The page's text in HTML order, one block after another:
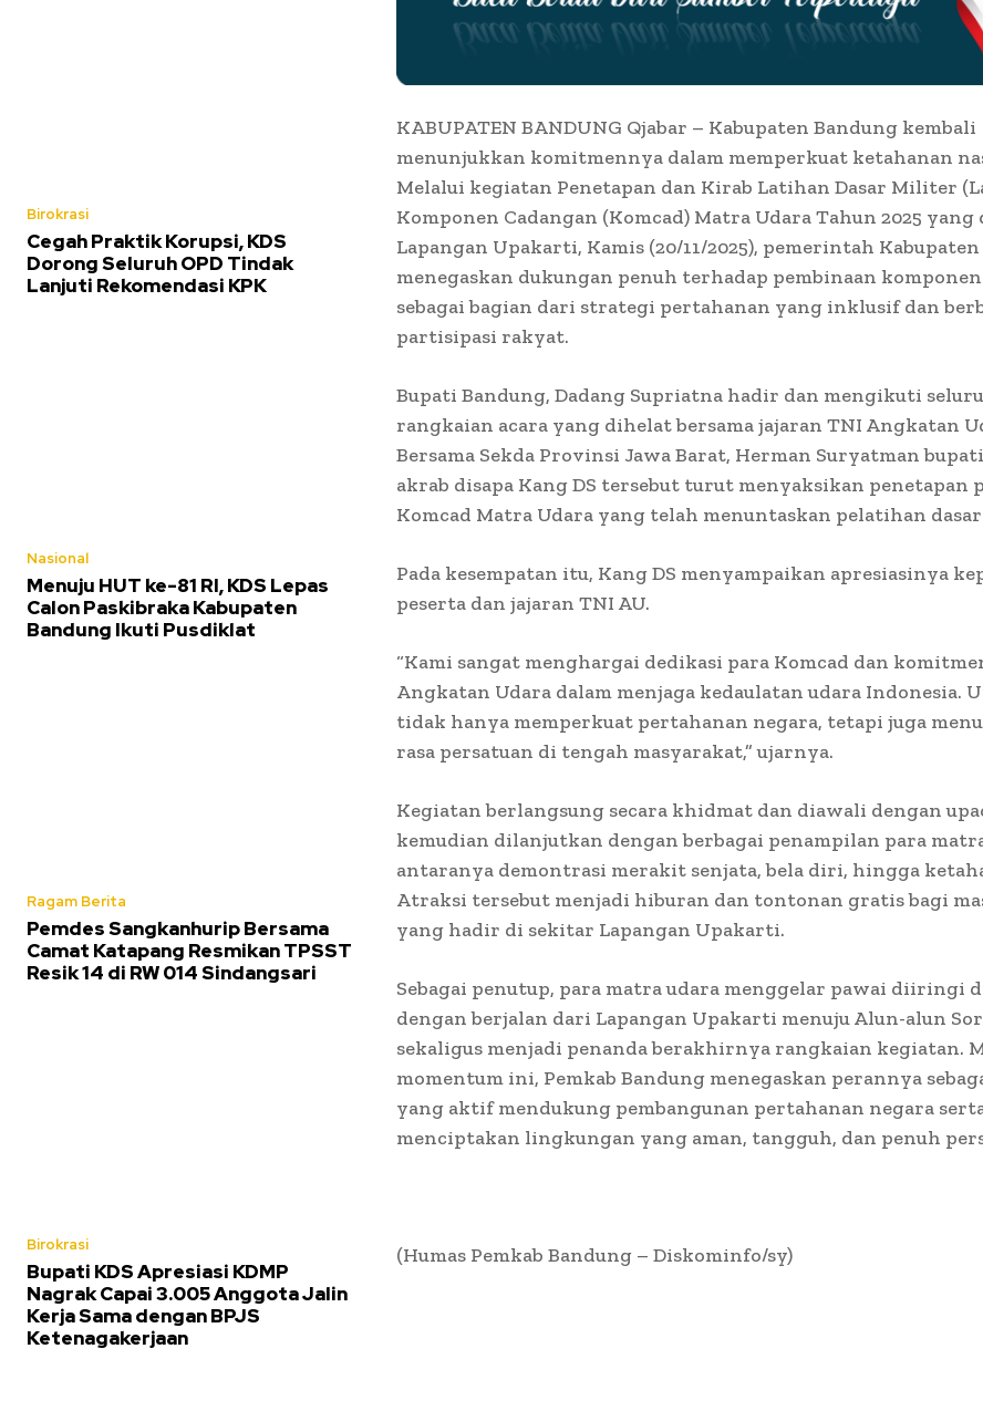
Birokrasi
Cegah Praktik Korupsi, KDS
Dorong Seluruh OPD Tindak
Lanjuti Rekomendasi KPK
Nasional
Menuju HUT ke-81 RI, KDS Lepas
Calon Paskibraka Kabupaten
Bandung Ikuti Pusdiklat
Ragam Berita
Pemdes Sangkanhurip Bersama
Camat Katapang Resmikan TPSST
Resik 14 di RW 014 Sindangsari
Birokrasi
Bupati KDS Apresiasi KDMP
Nagrak Capai 3.005 Anggota Jalin
Kerja Sama dengan BPJS
Ketenagakerjaan
KABUPATEN BANDUNG Qjabar – Kabupaten Bandung kembali
menunjukkan komitmennya dalam memperkuat ketahanan
Melalui kegiatan Penetapan dan Kirab Latihan Dasar Militer
Komponen Cadangan (Komcad) Matra Udara Tahun 2025
Lapangan Upakarti, Kamis (20/11/2025), pemerintah
menegaskan dukungan penuh terhadap pembinaan
sebagai bagian dari strategi pertahanan yang inklusif dan
partisipasi rakyat.
Bupati Bandung, Dadang Supriatna hadir dan mengikuti
rangkaian acara yang dihelat bersama jajaran TNI Angkatan
Bersama Sekda Provinsi Jawa Barat, Herman Suryatman
akrab disapa Kang DS tersebut turut menyaksikan penetapan
Komcad Matra Udara yang telah menuntaskan pelatihan
Pada kesempatan itu, Kang DS menyampaikan apresiasinya
peserta dan jajaran TNI AU.
“Kami sangat menghargai dedikasi para Komcad dan
Angkatan Udara dalam menjaga kedaulatan udara Indonesia.
tidak hanya memperkuat pertahanan negara, tetapi juga
rasa persatuan di tengah masyarakat,” ujarnya.
Kegiatan berlangsung secara khidmat dan diawali dengan
kemudian dilanjutkan dengan berbagai penampilan para
antaranya demontrasi merakit senjata, bela diri, hingga
Atraksi tersebut menjadi hiburan dan tontonan gratis bagi
yang hadir di sekitar Lapangan Upakarti.
Sebagai penutup, para matra udara menggelar pawai diiringi
dengan berjalan dari Lapangan Upakarti menuju Alun-alun
sekaligus menjadi penanda berakhirnya rangkaian kegiatan.
momentum ini, Pemkab Bandung menegaskan perannya
yang aktif mendukung pembangunan pertahanan negara
menciptakan lingkungan yang aman, tangguh, dan penuh
(Humas Pemkab Bandung – Diskominfo/sy)